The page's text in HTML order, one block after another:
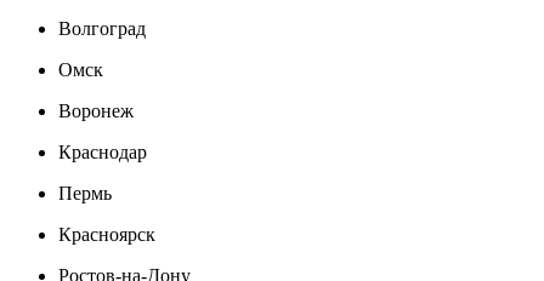
Волгоград
Омск
Воронеж
Краснодар
Пермь
Красноярск
Ростов-на-Дону